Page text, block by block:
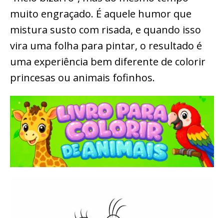
muito engraçado. É aquele humor que
mistura susto com risada, e quando isso
vira uma folha para pintar, o resultado é
uma experiência bem diferente de colorir
princesas ou animais fofinhos.